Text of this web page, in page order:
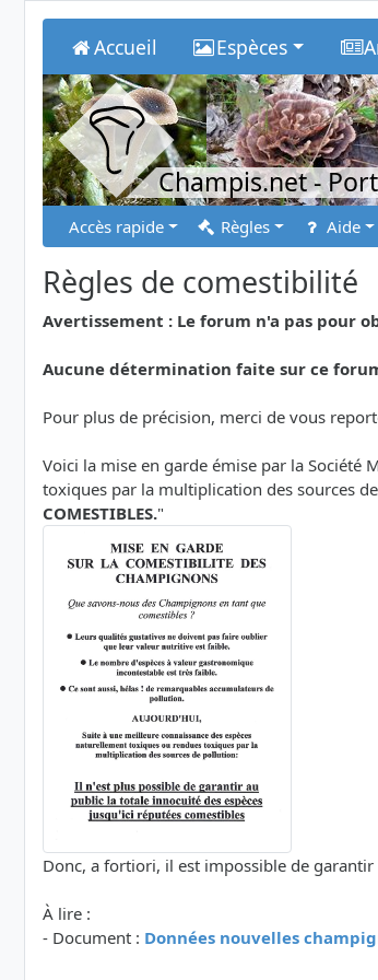
Accueil Espèces
Champis.net-
Accès rapide Règles Aide
Règles de comestibilité
Avertissement : Le forum n'a pas pour
Aucune détermination faite sur ce
Pour plus de précision, merci de vous
Voici la mise en garde émise par la Société
toxiques par la multiplication des sources
COMESTIBLES."
Donc, a fortiori, il est impossible de
À lire :
- Document : Données nouvelles